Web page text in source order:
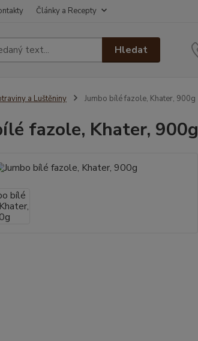
Články a Recepty
Hledat
a Luštěniny Jumbo bílé fazole, Khater, 900g
fazole, Khater, 900g